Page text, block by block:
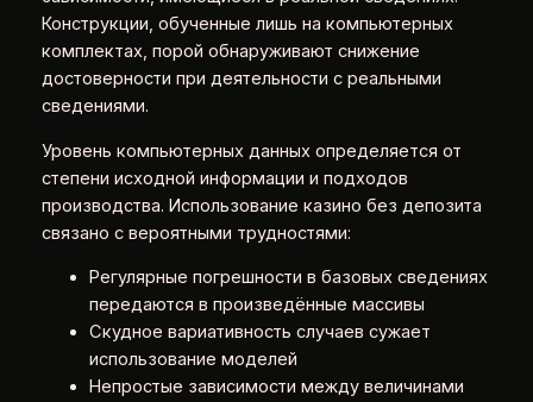
Конструкции, обученные лишь на компьютерных
комплектах, порой обнаруживают снижение
достоверности при деятельности с реальными
сведениями.
Уровень компьютерных данных определяется от
степени исходной информации и подходов
производства. Использование казино без депозита
связано с вероятными трудностями:
Регулярные погрешности в базовых сведениях
передаются в произведённые массивы
Скудное вариативность случаев сужает
использование моделей
Непростые зависимости между величинами